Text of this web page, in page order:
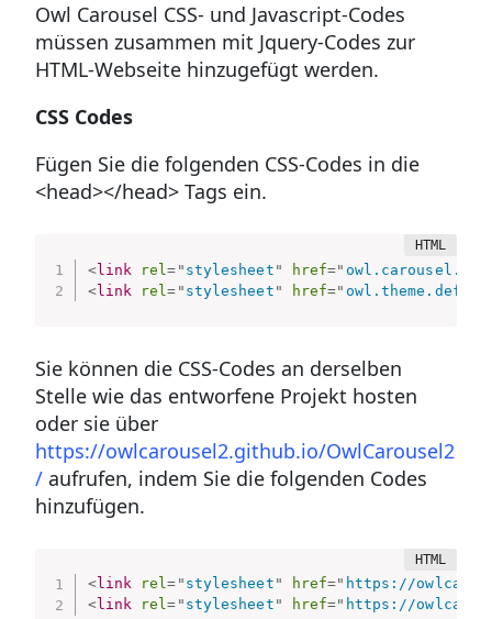
Owl Carousel CSS- und Javascript-Codes
müssen zusammen mit Jquery-Codes zur
HTML-Webseite hinzugefügt werden.
CSS Codes
Fügen Sie die folgenden CSS-Codes in die
<head></head> Tags ein.
<link rel= " stylesheet " href="
<link rel= " stylesheet " href="
Sie können die CSS-Codes an derselben
Stelle wie das entworfene Projekt hosten
oder sie über
https://owlcarousel2.github.io/OwlCarousel2
/ aufrufen, indem Sie die folgenden Codes
hinzufügen.
<link rel= " stylesheet " href=" https://
<link rel= " stylesheet " href=" https://